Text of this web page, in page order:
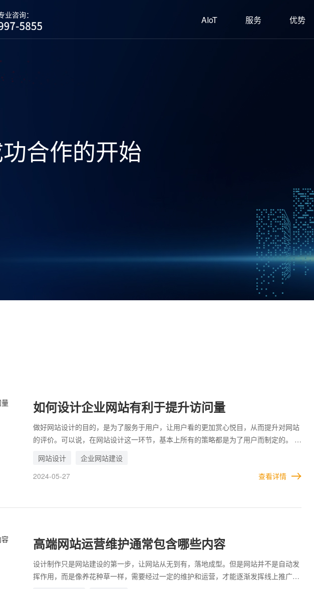
业咨询： AIoT 服务 优势
合作的开始
如何设计企业网站有利于提升访问量
做好网站设计的目的，是为了服务于用户，让用户看的更加赏心悦目，从而提升对网站
的评价。可以说，在网站设计这一环节，基本上所有的策略都是为了用户而制定的。 因
的重要因素，会对后续的转化、推广、分享和推荐产生重要影响。
网站设计
企业网站建设
2024-05-27
查看详情
高端网站运营维护通常包含哪些内容
设计制作只是网站建设的第一步，让网站从无到有，落地成型。但是网站并不是自动发
挥作用，而是像养花种草一样，需要经过一定的维护和运营，才能逐渐发挥线上推广宣